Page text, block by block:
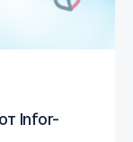
Infor-